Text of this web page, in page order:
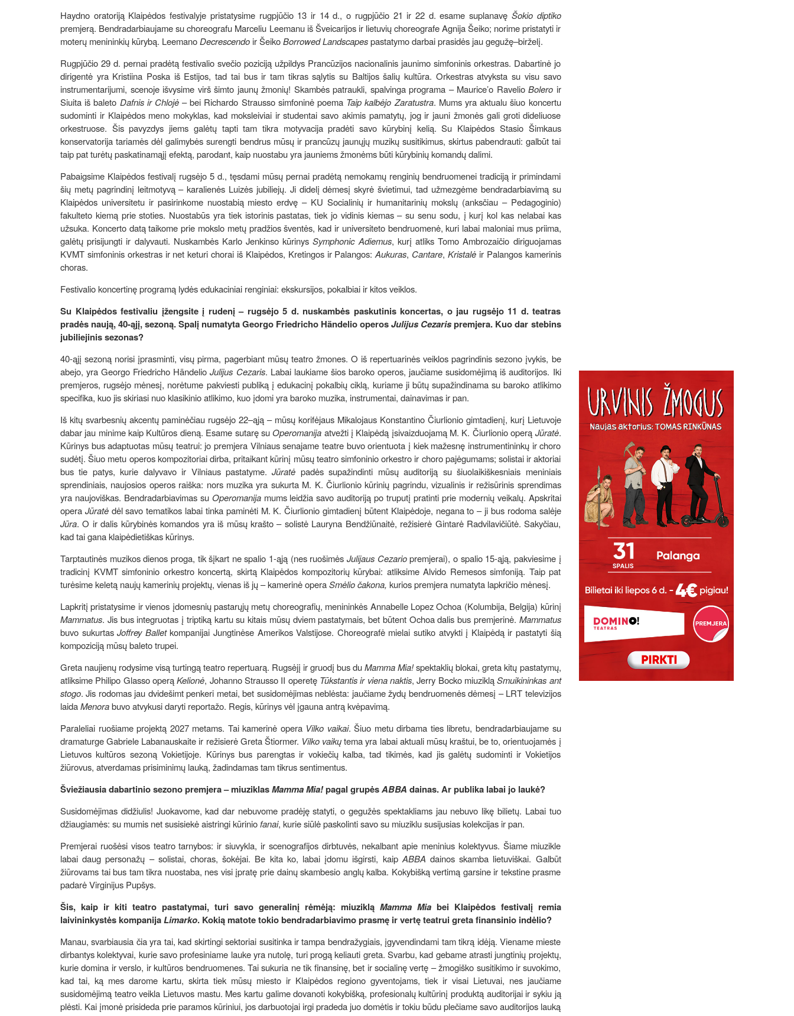
Haydno oratoriją Klaipėdos festivalyje pristatysime rugpjūčio 13 ir 14 d., o rugpjūčio 21 ir 22 d. esame suplanavę Šokio diptiko
premjerą. Bendradarbiaujame su choreografu Marceliu Leemanu iš Šveicarijos ir lietuvių choreografe Agnija Šeiko; norime pristatyti ir
moterų menininkių kūrybą. Leemano Decrescendo ir ŠeikoBorrowed Landscapespastatymo darbai prasidės jau gegužę–birželį.
Rugpjūčio 29 d. pernai pradėtą festivalio svečio poziciją užpildys Prancūzijos nacionalinis jaunimo simfoninis orkestras. Dabartinė jo
dirigentė yra Kristiina Poska iš Estijos, tad tai bus ir tam tikras sąlytis su Baltijos šalių kultūra. Orkestras atvyksta su visu savo
instrumentarijumi, scenoje išvysime virš šimto jaunų žmonių! Skambės patraukli, spalvinga programa – Maurice’o Ravelio Bolero ir
Siuita iš baleto Dafnis ir Chlojė– bei Richardo Strausso simfoninė poema Taip kalbėjo Zaratustra. Mums yra aktualu šiuo koncertu
sudominti ir Klaipėdos meno mokyklas, kad moksleiviai ir studentai savo akimis pamatytų, jog ir jauni žmonės gali groti dideliuose
orkestruose. Šis pavyzdys jiems galėtų tapti tam tikra motyvacija pradėti savo kūrybinį kelią. Su Klaipėdos Stasio Šimkaus
konservatorija tariamės dėl galimybės surengti bendrus mūsų ir prancūzų jaunųjų muzikų susitikimus, skirtus pabendrauti: galbūt tai
taip pat turėtų paskatinamąjį efektą, parodant, kaip nuostabu yra jauniems žmonėms būti kūrybinių komandų dalimi.
Pabaigsime Klaipėdos festivalį rugsėjo 5 d., tęsdami mūsų pernai pradėtą nemokamų renginių bendruomenei tradiciją ir primindami
šių metų pagrindinį leitmotyvą – karalienės Luizės jubiliejų. Ji didelį dėmesį skyrė švietimui, tad užmezgėme bendradarbiavimą su
Klaipėdos universitetu ir pasirinkome nuostabią miesto erdvę – KU Socialinių ir humanitarinių mokslų (anksčiau – Pedagoginio)
fakulteto kiemą prie stoties. Nuostabūs yra tiek istorinis pastatas, tiek jo vidinis kiemas – su senu sodu, į kurį kol kas nelabai kas
užsuka. Koncerto datą taikome prie mokslo metų pradžios šventės, kad ir universiteto bendruomenė, kuri labai maloniai mus priima,
galėtų prisijungti ir dalyvauti. Nuskambės Karlo Jenkinso kūrinysSymphonic Adiemus, kurį atliks Tomo Ambrozaičio diriguojamas
KVMT simfoninis orkestras ir net keturi chorai iš Klaipėdos, Kretingos ir Palangos:Aukuras, Cantare, Kristalėir Palangos kamerinis
choras.
Festivalio koncertinę programą lydės edukaciniai renginiai: ekskursijos, pokalbiai ir kitos veiklos.
Su Klaipėdos festivaliu įžengsite į rudenį – rugsėjo 5 d. nuskambės paskutinis koncertas, o jau rugsėjo 11 d. teatras
pradės naują, 40-ąjį, sezoną. Spalį numatyta Georgo Friedricho Händelio operosJulijus Cezarispremjera. Kuo dar stebins
jubiliejinis sezonas?
40-ąjį sezoną norisi įprasminti, visų pirma, pagerbiant mūsų teatro žmones. O iš repertuarinės veiklos pagrindinis sezono įvykis, be
abejo, yra Georgo Friedricho HändelioJulijus Cezaris. Labai laukiame šios baroko operos, jaučiame susidomėjimą iš auditorijos. Iki
premjeros, rugsėjo mėnesį, norėtume pakviesti publiką į edukacinį pokalbių ciklą, kuriame ji būtų supažindinama su baroko atlikimo
specifika, kuo jis skiriasi nuo klasikinio atlikimo, kuo įdomi yra baroko muzika, instrumentai, dainavimas ir pan.
Iš kitų svarbesnių akcentų paminėčiau rugsėjo 22–ąją – mūsų korifėjaus Mikalojaus Konstantino Čiurlionio gimtadienį, kurį Lietuvoje
dabar jau minime kaip Kultūros dieną. Esame sutarę su Operomanija atvežti į Klaipėdą įsivaizduojamą M. K. Čiurlionio operą Jūratė.
Kūrinys bus adaptuotas mūsų teatrui: jo premjera Vilniaus senajame teatre buvo orientuota į kiek mažesnę instrumentininkų ir choro
sudėtį. Šiuo metu operos kompozitoriai dirba, pritaikant kūrinį mūsų teatro simfoninio orkestro ir choro pajėgumams; solistai ir aktoriai
bus tie patys, kurie dalyvavo ir Vilniaus pastatyme.Jūratė padės supažindinti mūsų auditoriją su šiuolaikiškesniais meniniais
sprendiniais, naujosios operos raiška: nors muzika yra sukurta M. K. Čiurlionio kūrinių pagrindu, vizualinis ir režisūrinis sprendimas
yra naujoviškas. Bendradarbiavimas su Operomanijamums leidžia savo auditoriją po truputį pratinti prie modernių veikalų. Apskritai
opera Jūratėdėl savo tematikos labai tinka paminėti M. K. Čiurlionio gimtadienį būtent Klaipėdoje, negana to – ji bus rodoma salėje
Jūra. O ir dalis kūrybinės komandos yra iš mūsų krašto – solistė Lauryna Bendžiūnaitė, režisierė Gintarė Radvilavičiūtė. Sakyčiau,
kad tai gana klaipėdietiškas kūrinys.
Tarptautinės muzikos dienos proga, tik šįkart ne spalio 1-ąją (nes ruošimėsJulijaus Cezariopremjerai), o spalio 15-ąją, pakviesime į
tradicinį KVMT simfoninio orkestro koncertą, skirtą Klaipėdos kompozitorių kūrybai: atliksime Alvido Remesos simfoniją. Taip pat
turėsime keletą naujų kamerinių projektų, vienas iš jų – kamerinė operaSmėlio čakona, kurios premjera numatyta lapkričio mėnesį.
Lapkritį pristatysime ir vienos įdomesnių pastarųjų metų choreografių, menininkės Annabelle Lopez Ochoa (Kolumbija, Belgija) kūrinį
Mammatus. Jis bus integruotas į triptiką kartu su kitais mūsų dviem pastatymais, bet būtent Ochoa dalis bus premjerinė. Mammatus
buvo sukurtasJoffrey Balletkompanijai Jungtinėse Amerikos Valstijose. Choreografė mielai sutiko atvykti į Klaipėdą ir pastatyti šią
kompoziciją mūsų baleto trupei.
Greta naujienų rodysime visą turtingą teatro repertuarą. Rugsėjį ir gruodį bus duMamma Mia!spektaklių blokai, greta kitų pastatymų,
atliksime Philipo Glasso operąKelionė, Johanno Strausso II operetę Tūkstantis ir viena naktis, Jerry Bocko miuzikląSmuikininkas ant
stogo. Jis rodomas jau dvidešimt penkeri metai, bet susidomėjimas neblėsta: jaučiame žydų bendruomenės dėmesį – LRT televizijos
laidaMenorabuvo atvykusi daryti reportažo. Regis, kūrinys vėl įgauna antrą kvėpavimą.
Paraleliai ruošiame projektą 2027 metams. Tai kamerinė opera Vilko vaikai. Šiuo metu dirbama ties libretu, bendradarbiaujame su
dramaturge Gabriele Labanauskaite ir režisierė Greta Štiormer. Vilko vaikųtema yra labai aktuali mūsų kraštui, be to, orientuojamės į
Lietuvos kultūros sezoną Vokietijoje. Kūrinys bus parengtas ir vokiečių kalba, tad tikimės, kad jis galėtų sudominti ir Vokietijos
žiūrovus, atverdamas prisiminimų lauką, žadindamas tam tikrus sentimentus.
Šviežiausia dabartinio sezono premjera – miuziklasMamma Mia!pagal grupėsABBA dainas. Ar publika labai jo laukė?
Susidomėjimas didžiulis! Juokavome, kad dar nebuvome pradėję statyti, o gegužės spektakliams jau nebuvo likę bilietų. Labai tuo
džiaugiamės: su mumis net susisiekė aistringi kūrinio fanai, kurie siūlė paskolinti savo su miuziklu susijusias kolekcijas ir pan.
Premjerai ruošėsi visos teatro tarnybos: ir siuvykla, ir scenografijos dirbtuvės, nekalbant apie meninius kolektyvus. Šiame miuzikle
labai daug personažų – solistai, choras, šokėjai. Be kita ko, labai įdomu išgirsti, kaip ABBA dainos skamba lietuviškai. Galbūt
žiūrovams tai bus tam tikra nuostaba, nes visi įpratę prie dainų skambesio anglų kalba. Kokybišką vertimą garsine ir tekstine prasme
padarė Virginijus Pupšys.
Šis, kaip ir kiti teatro pastatymai, turi savo generalinį rėmėją: miuziklą Mamma Miabei Klaipėdos festivalį remia
laivininkystės kompanijaLimarko. Kokią matote tokio bendradarbiavimo prasmę ir vertę teatrui greta finansinio indėlio?
Manau, svarbiausia čia yra tai, kad skirtingi sektoriai susitinka ir tampa bendražygiais, įgyvendindami tam tikrą idėją. Viename mieste
dirbantys kolektyvai, kurie savo profesiniame lauke yra nutolę, turi progą keliauti greta. Svarbu, kad gebame atrasti jungtinių projektų,
kurie domina ir verslo, ir kultūros bendruomenes. Tai sukuria ne tik finansinę, bet ir socialinę vertę – žmogiško susitikimo ir suvokimo,
kad tai, ką mes darome kartu, skirta tiek mūsų miesto ir Klaipėdos regiono gyventojams, tiek ir visai Lietuvai, nes jaučiame
susidomėjimą teatro veikla Lietuvos mastu. Mes kartu galime dovanoti kokybišką, profesionalų kultūrinį produktą auditorijai ir sykiu ją
plėsti. Kai įmonė prisideda prie paramos kūriniui, jos darbuotojai irgi pradeda juo domėtis ir tokiu būdu plečiame savo auditorijos lauką